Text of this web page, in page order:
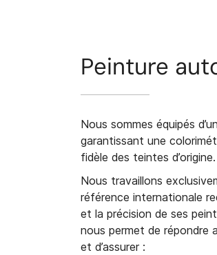
Peinture
Nous sommes équipés
garantissant une
fidèle des teintes d’origine.
Nous travaillons
référence internationale
et la précision de ses
nous permet de répondre
et d’assurer :